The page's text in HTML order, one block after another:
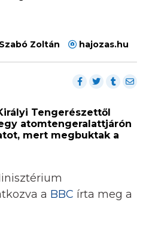
Szabó Zoltán hajozas.hu
Tengerészettől
atomtengeralattjárón
mert megbuktak a
a BBC írta meg a